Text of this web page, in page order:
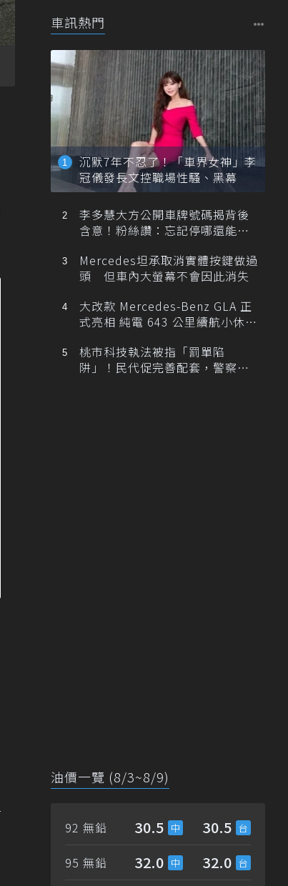
車訊熱門
沉默7年不忍了！「車界女神」李
冠儀發長文控職場性騷、黑幕
李多慧大方公開車牌號碼揭背後
含意！粉絲讚：忘記停哪還能幫
Mercedes坦承取消實體按鍵做過
頭 但車內大螢幕不會因此消失
大改款 Mercedes-Benz GLA 正
式亮相 純電 643 公里續航小休
桃市科技執法被指「罰單陷
阱」！民代促完善配套，警察局
油價一覽 (8/3~8/9)
92 無鉛 30.5 30.5
95 無鉛 32.0 32.0